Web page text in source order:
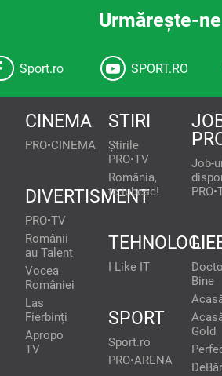
Urmăreşte-
Sport.ro SPORT.RO
CINEMA
PRO•CINEMA
DIVERTISMENT
PRO•TV
Românii
au Talent
Vocea
României
Las
Fierbinți
Apropo
TV
STIRI
Știrile
PRO•TV
România,
te iubesc!
TEHNOLOGIE
I Like IT
SPORT
Sport.ro
PRO•ARENA
Job-
Bine
Gold